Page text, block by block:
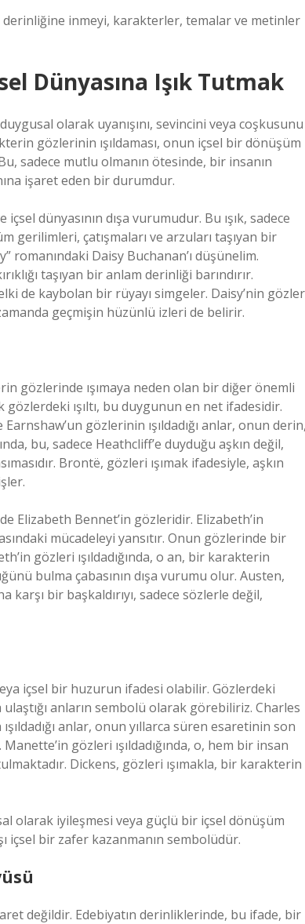
derinliğine inmeyi, karakterler, temalar ve metinler
Dünyasına Işık Tutmak
olarak uyanışını, sevincini veya coşkusunu
gözlerinin ışıldaması, onun içsel bir dönüşüm
sadece mutlu olmanın ötesinde, bir insanın
işaret eden bir durumdur.
içsel dünyasının dışa vurumudur. Bu ışık, sadece
çatışmaları ve arzuları taşıyan bir
romanındaki Daisy Buchanan’ı düşünelim.
taşıyan bir anlam derinliği barındırır.
de kaybolan bir rüyayı simgeler. Daisy’nin
zamanda geçmişin hüzünlü izleri de belirir.
gözlerinde ışımaya neden olan bir diğer önemli
ışıltı, bu duygunun en net ifadesidir.
gözlerinin ışıldadığı anlar, onun
bu, sadece Heathcliff’e duyduğu aşkın değil,
Brontë, gözleri ışımak ifadesiyle, aşkın
Elizabeth Bennet’in gözleridir. Elizabeth’in
mücadeleyi yansıtır. Onun gözlerinde bir
gözleri ışıldadığında, o an, bir karakterin
bulma çabasının dışa vurumu olur. Austen,
bir başkaldırıyı, sadece sözlerle değil,
içsel bir huzurun ifadesi olabilir. Gözlerdeki
anların sembolü olarak görebiliriz. Charles
anlar, onun yıllarca süren esaretinin son
gözleri ışıldadığında, o, hem bir insan
Dickens, gözleri ışımakla, bir karakterin
olarak iyileşmesi veya güçlü bir içsel dönüşüm
içsel bir zafer kazanmanın sembolüdür.
değildir. Edebiyatın derinliklerinde, bu ifade, bir